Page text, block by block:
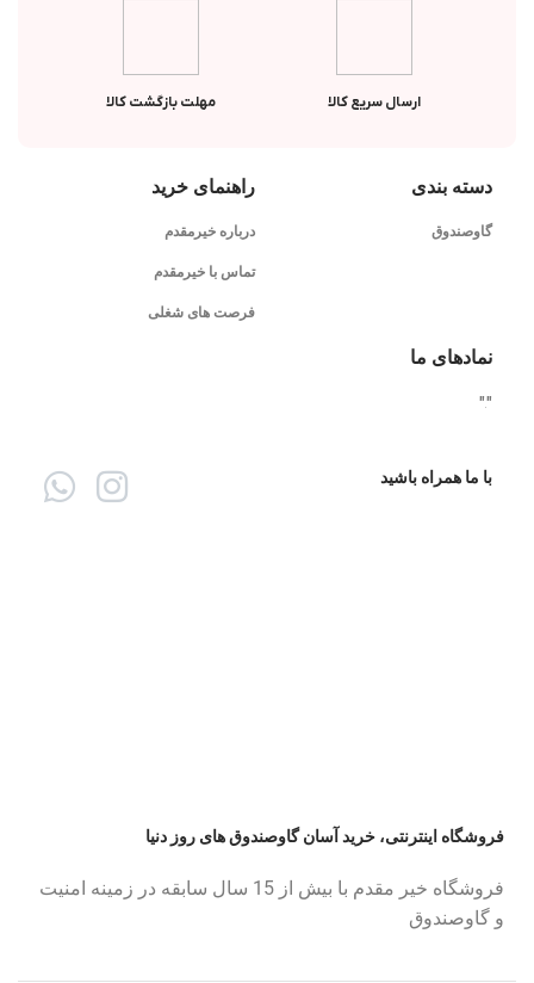
ارسال سریع کالا مهلت بازگشت کالا
دسته بندی
گاوصندوق
راهنمای خرید
درباره خیرمقدم
تماس با خیرمقدم
فرصت های شغلی
نمادهای ما
"
"
با ما همراه باشید
فروشگاه اینترنتی، خرید آسان گاوصندوق های روز دنیا
فروشگاه خیر مقدم با بیش از 15 سال سابقه در زمینه امنیت
و گاوصندوق